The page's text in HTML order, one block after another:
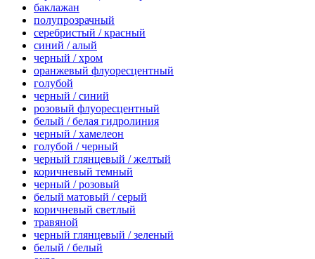
баклажан
полупрозрачный
серебристый / красный
синий / алый
черный / хром
оранжевый флуоресцентный
голубой
черный / синий
розовый флуоресцентный
белый / белая гидролиния
черный / хамелеон
голубой / черный
черный глянцевый / желтый
коричневый темный
черный / розовый
белый матовый / серый
коричневый светлый
травяной
черный глянцевый / зеленый
белый / белый